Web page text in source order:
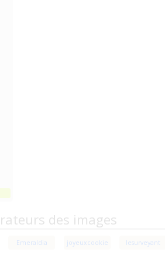
des images
Emeraldia joyeuxcookie lesurveyant